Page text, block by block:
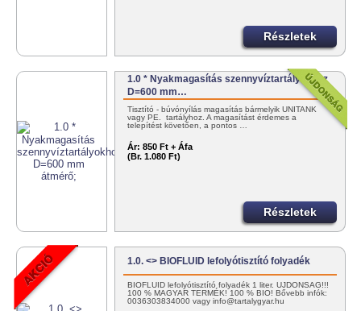
Részletek
1.0 * Nyakmagasítás szennyvíztartályokhoz
D=600 mm…
Tisztító - búvónyílás magasítás bármelyik UNITANK
vagy PE. tartályhoz. A magasítást érdemes a
telepítést követően, a pontos …
Ár: 850 Ft + Áfa
(Br. 1.080 Ft)
Részletek
1.0. <> BIOFLUID lefolyótisztító folyadék
BIOFLUID lefolyótisztító folyadék 1 liter. ÚJDONSÁG!!!
100 % MAGYAR TERMÉK! 100 % BIO! Bővebb infók:
0036303834000 vagy info@tartalygyar.hu